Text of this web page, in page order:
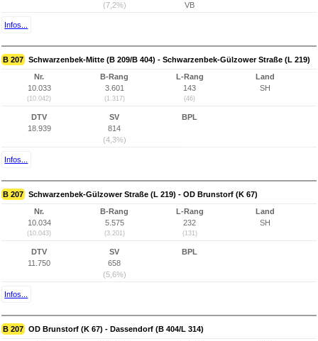
(7,2%) VB
Infos...
B 207 Schwarzenbek-Mitte (B 209/B 404) - Schwarzenbek-Gülzower Straße (L 219)
Nr.
10.033
(10.042)
B-Rang
3.601
(1.317)
L-Rang
143
(46)
Land
SH
DTV
18.939
SV
814
(4,3%)
BPL
Infos...
B 207 Schwarzenbek-Gülzower Straße (L 219) - OD Brunstorf (K 67)
Nr.
10.034
(10.043)
B-Rang
5.575
(3.201)
L-Rang
232
(131)
Land
SH
DTV
11.750
SV
658
(5,6%)
BPL
Infos...
B 207 OD Brunstorf (K 67) - Dassendorf (B 404/L 314)